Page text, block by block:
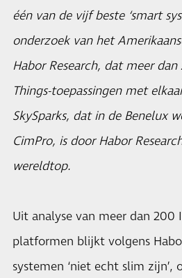
één van de vijf beste ‘smart
onderzoek van het
Habor Research, dat meer
Things-toepassingen met
SkySparks, dat in de Benelux
CimPro, is door Habor
wereldtop.
Uit analyse van meer dan 200
platformen blijkt volgens
systemen ‘niet echt slim zijn’,